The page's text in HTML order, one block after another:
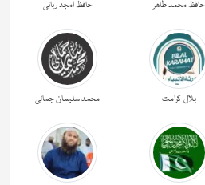
حافظ محمد طاھر حافظ امجد ربانی
بلال کرامت محمد سلیمان جمالی